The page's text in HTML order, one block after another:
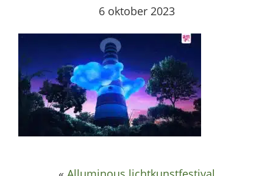
6 oktober 2023